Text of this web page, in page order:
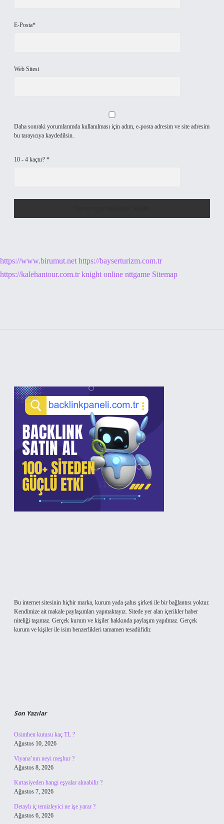
E-Posta*
Web Sitesi
Daha sonraki yorumlarımda kullanılması için adım, e-posta adresim ve site adresim
bu tarayıcıya kaydedilsin.
10 - 4 kaçtır? *
https://www.birumut.net https://bayserturizm.com.tr
https://kalehantour.com.tr knight online nttgame Sitemap
Bu internet sitesinin hiçbir marka, kurum yada şahıs şirketi ile bir bağlantısı yoktur.
Kendimize ait makale paylaşımları yapmaktayız. Sitede yer alan içerikler haber
niteliği taşımaz. Gerçek kurum ve kişiler hakkında paylaşım yapılmaz. Gerçek
kurum ve kişiler ile isim benzerlikleri tamamen tesadüfidir.
Son Yazılar
Osimhen kutusu kaç TL ?
Ağustos 10, 2026
Viyana’nın neyi meşhur ?
Ağustos 8, 2026
Kırtasiyeden hangi eşyalar alınabilir ?
Ağustos 7, 2026
Detaylı iç temizleyici ne işe yarar ?
Ağustos 6, 2026